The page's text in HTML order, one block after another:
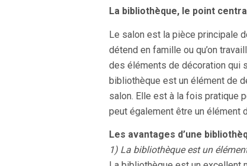
La bibliothèque, le point
Le salon est la pièce principale
détend en famille ou qu’on
des éléments de décoration qui
bibliothèque est un élément de
salon. Elle est à la fois pratique
peut également être un élément
Les avantages d’une
1) La bibliothèque est un